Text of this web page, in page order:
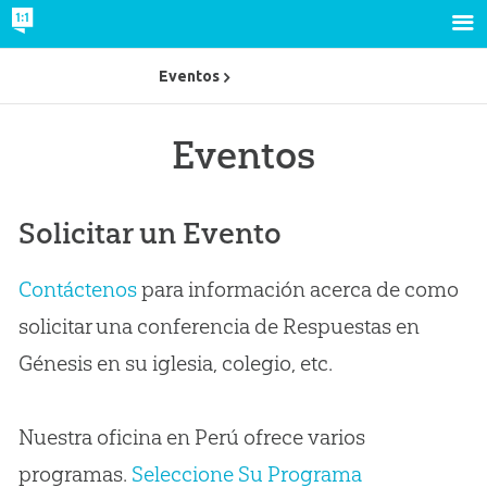
Eventos
Solicitar un Evento
Contáctenospara información acerca de como
solicitar una conferencia de Respuestas en
Génesis en su iglesia, colegio, etc.
Nuestra oficina en Perú ofrece varios
programas. Seleccione Su Programa
Eventos